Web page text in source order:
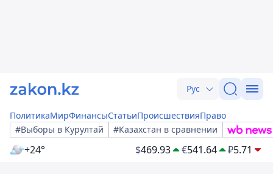
Рус
ПолитикаМирФинансыСтатьиПроисшествияПраво
#Выборы в Курултай
#Казахстан в сравнении
+24° $469.93 €541.64 ₽5.71